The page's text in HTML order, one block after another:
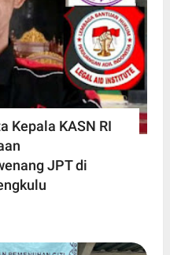
Kepala KASN RI
JPT di